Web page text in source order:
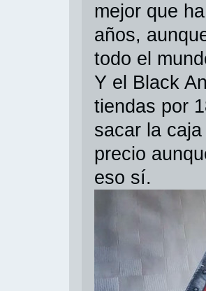
mejor que
años,
todo el
Y el Black
tiendas por
sacar la
precio
eso sí.